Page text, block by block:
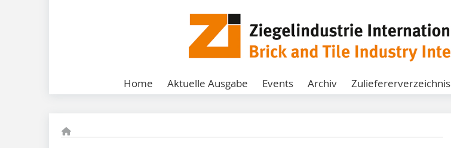
Home Aktuelle Ausgabe Events Archiv Zuliefererverzeichnis